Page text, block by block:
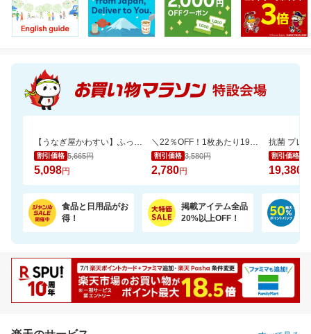
【うなぎ屋かわすい】ふっくら肉厚！国産うなぎ大サイズ2尾セットがお買い得！
割引価格 5,665円
5,098円
＼22％OFF！1枚あたり19円～／ふわもちタッチ！Genki！パンツ 3個セット
割引価格 3,580円
2,780円
割引価格
19,380
食品と日用品がお
得！
掲載アイテム全品
20%以上OFF！